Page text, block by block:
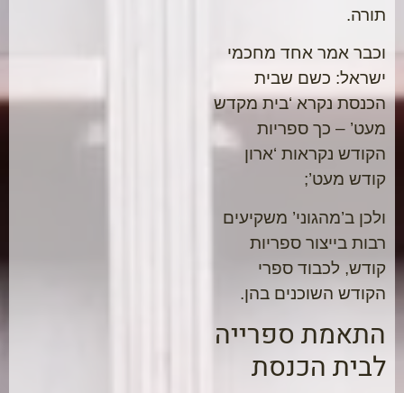
תורה.
וכבר אמר אחד מחכמי
ישראל: כשם שבית
הכנסת נקרא ‘בית מקדש
מעט’ – כך ספריות
הקודש נקראות ‘ארון
קודש מעט’;
ולכן ב’מהגוני’ משקיעים
רבות בייצור ספריות
קודש, לכבוד ספרי
הקודש השוכנים בהן.
התאמת ספרייה
לבית הכנסת